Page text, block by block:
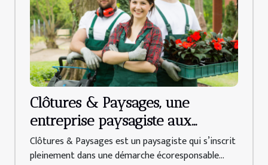
Clôtures & Paysages, une
entreprise paysagiste aux
alternatives durables !
Clôtures & Paysages est un paysagiste qui s’inscrit
pleinement dans une démarche écoresponsable...